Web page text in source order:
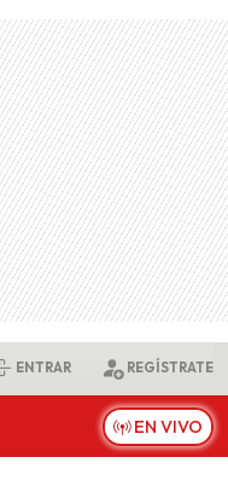
ENTRAR REGÍSTRATE
EN VIVO